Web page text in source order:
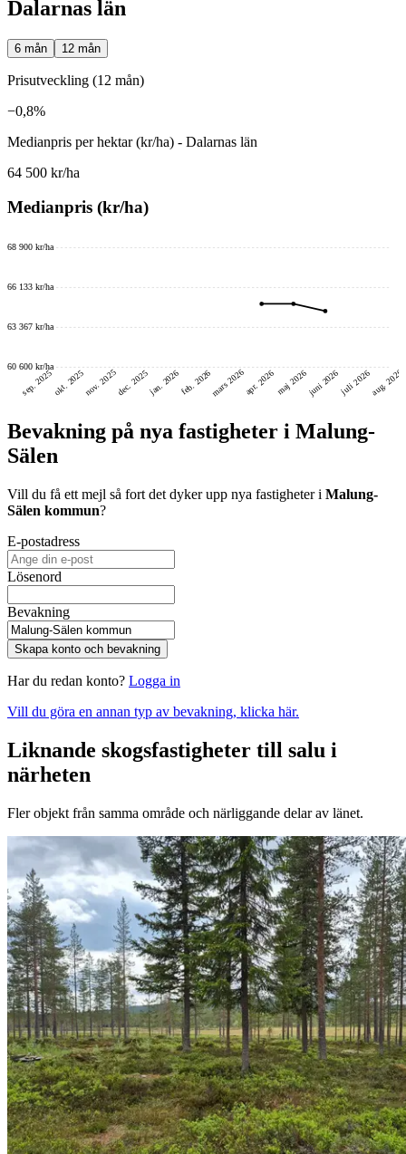
Dalarnas län
6 mån 12 mån
Prisutveckling (12 mån)
−0,8%
Medianpris per hektar (kr/ha) - Dalarnas län
64 500 kr/ha
Medianpris (kr/ha)
60 600 kr/ha
63 367 kr/ha
66 133 kr/ha
68 900 kr/ha
sep. 2025okt. 2025nov. 2025dec. 2025jan. 2026feb. 2026mars 2026apr. 2026maj 2026juni 2026juli 2026aug. 2026
Bevakning på nya fastigheter i Malung-
Sälen
Vill du få ett mejl så fort det dyker upp nya fastigheter i Malung-
Sälen kommun?
E-postadress
Lösenord
Bevakning
Skapa konto och bevakning
Har du redan konto? Logga in
Vill du göra en annan typ av bevakning, klicka här.
Liknande skogsfastigheter till salu i
närheten
Fler objekt från samma område och närliggande delar av länet.